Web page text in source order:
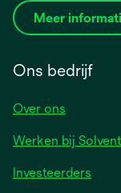
Meer
Ons bedrijf
Over ons
Werken bij
Investeerders